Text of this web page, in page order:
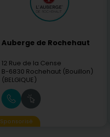
Auberge de Rochehaut
12 Rue de la Cense
B-6830 Rochehaut (Bouillon)
(BELGIQUE)
Sponsorisé